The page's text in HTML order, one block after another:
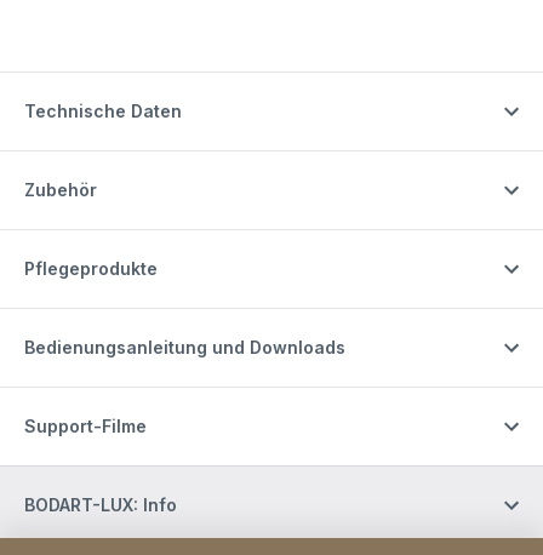
Technische Daten
Zubehör
Pflegeprodukte
Bedienungsanleitung und Downloads
Support-Filme
BODART-LUX: Info